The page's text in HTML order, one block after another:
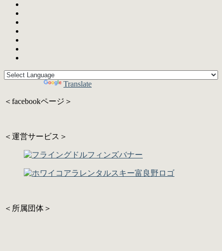
Translate
＜facebookページ＞
＜運営サービス＞
＜所属団体＞